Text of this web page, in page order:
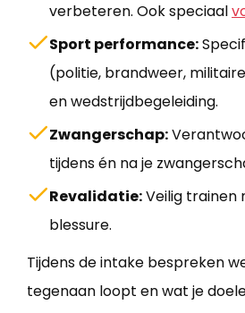
verbeteren. Ook speciaal
Sport performance:
(politie, brandweer,
en wedstrijdbegeleiding.
Zwangerschap:
tijdens én na je
Revalidatie:Veilig trainen
blessure.
Tijdens de intake bespreken
tegenaan loopt en wat je